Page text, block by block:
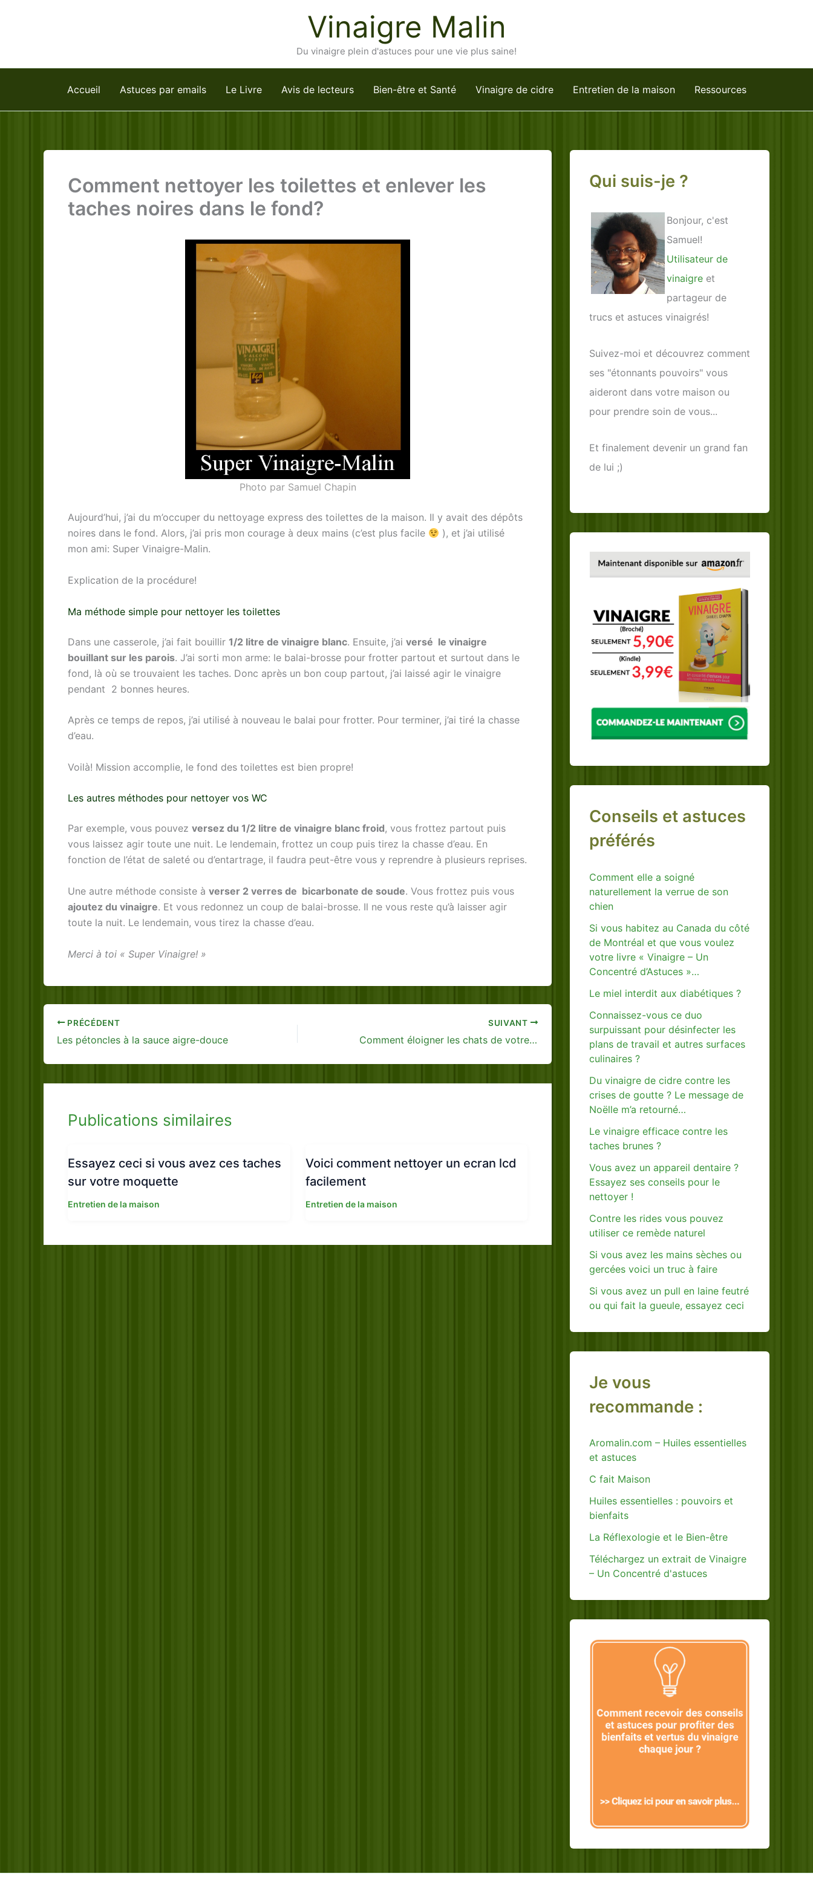
Vinaigre Malin
Du vinaigre plein d'astuces pour une vie plus saine!
Accueil Astuces par emails Le Livre Avis de lecteurs Bien-être et Santé Vinaigre de cidre Entretien de la maison Ressources
Comment nettoyer les toilettes et enlever les
taches noires dans le fond?
Photo par Samuel Chapin
Aujourd’hui, j’ai du m’occuper du nettoyage express des toilettes de la maison. Il y avait des dépôts
noires dans le fond. Alors, j’ai pris mon courage à deux mains (c’est plus facile
), et j’ai utilisé
mon ami: Super Vinaigre-Malin.
Explication de la procédure!
Ma méthode simple pour nettoyer les toilettes
Dans une casserole, j’ai fait bouillir 1/2 litre de vinaigre blanc. Ensuite, j’ai versé le vinaigre
bouillant sur les parois. J’ai sorti mon arme: le balai-brosse pour frotter partout et surtout dans le
fond, là où se trouvaient les taches. Donc après un bon coup partout, j’ai laissé agir le vinaigre
pendant 2 bonnes heures.
Après ce temps de repos, j’ai utilisé à nouveau le balai pour frotter. Pour terminer, j’ai tiré la chasse
d’eau.
Voilà! Mission accomplie, le fond des toilettes est bien propre!
Les autres méthodes pour nettoyer vos WC
Par exemple, vous pouvez versez du 1/2 litre de vinaigre blanc froid, vous frottez partout puis
vous laissez agir toute une nuit. Le lendemain, frottez un coup puis tirez la chasse d’eau. En
fonction de l’état de saleté ou d’entartrage, il faudra peut-être vous y reprendre à plusieurs reprises.
Une autre méthode consiste à verser 2 verres de bicarbonate de soude. Vous frottez puis vous
ajoutez du vinaigre. Et vous redonnez un coup de balai-brosse. Il ne vous reste qu’à laisser agir
toute la nuit. Le lendemain, vous tirez la chasse d’eau.
Merci à toi « Super Vinaigre! »
PRÉCÉDENT
Les pétoncles à la sauce aigre-douce
SUIVANT
Comment éloigner les chats de votre jardin
Publications similaires
Essayez ceci si vous avez ces taches
sur votre moquette
Entretien de la maison
Voici comment nettoyer un ecran lcd
facilement
Entretien de la maison
Qui suis-je ?
Bonjour, c'est
Samuel!
Utilisateur de
vinaigre et
partageur de
trucs et astuces vinaigrés!
Suivez-moi et découvrez comment
ses "étonnants pouvoirs" vous
aideront dans votre maison ou
pour prendre soin de vous...
Et finalement devenir un grand fan
de lui ;)
Conseils et astuces
préférés
Comment elle a soigné
naturellement la verrue de son
chien
Si vous habitez au Canada du côté
de Montréal et que vous voulez
votre livre « Vinaigre – Un
Concentré d’Astuces »…
Le miel interdit aux diabétiques ?
Connaissez-vous ce duo
surpuissant pour désinfecter les
plans de travail et autres surfaces
culinaires ?
Du vinaigre de cidre contre les
crises de goutte ? Le message de
Noëlle m’a retourné…
Le vinaigre efficace contre les
taches brunes ?
Vous avez un appareil dentaire ?
Essayez ses conseils pour le
nettoyer !
Contre les rides vous pouvez
utiliser ce remède naturel
Si vous avez les mains sèches ou
gercées voici un truc à faire
Si vous avez un pull en laine feutré
ou qui fait la gueule, essayez ceci
Je vous
recommande :
Aromalin.com – Huiles essentielles
et astuces
C fait Maison
Huiles essentielles : pouvoirs et
bienfaits
La Réflexologie et le Bien-être
Téléchargez un extrait de Vinaigre
– Un Concentré d'astuces